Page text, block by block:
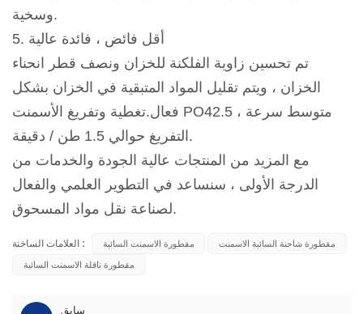
وسخية.
5. أقل فائض ، فائدة عالية
تم تحسين زاوية الفلكنة للخزان ونصف قطر انحناء
الخزان ، ويتم تقليل المواد المتبقية في الخزان بشكل
فعال.تغطية وتفريغ الأسمنت PO42.5 ، متوسط سرعة
التفريغ حوالي 1.5 طن / دقيقة.
مع المزيد من المنتجات عالية الجودة والخدمات من
الدرجة الأولى ، سنساعد في التطوير العلمي والفعال
لصناعة نقل مواد المسحوق.
العلامات الساخنة : مقطورة الاسمنت السائبة
مقطورة شاحنة السائبة الاسمنت
مقطورة ناقلة الاسمنت السائبة
سابق